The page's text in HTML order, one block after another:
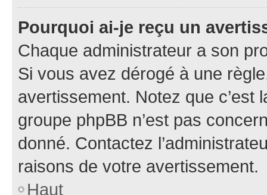
Pourquoi ai-je reçu un
Chaque administrateur a son
Si vous avez dérogé à une
avertissement. Notez que c’est
groupe phpBB n’est pas
donné. Contactez
raisons de votre avertissement.
Haut